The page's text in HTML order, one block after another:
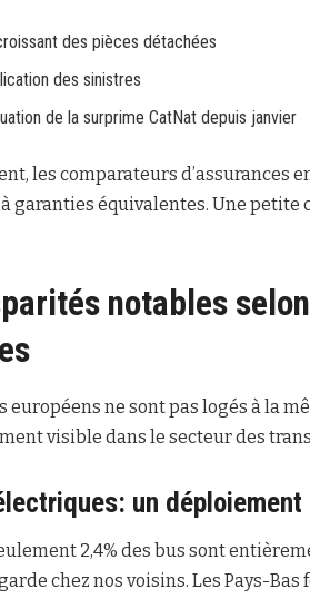
des pièces détachées
des sinistres
de la surprime CatNat depuis janvier
les comparateurs d’assurances
garanties équivalentes. Une
notables
européens ne sont pas logés à la
visible dans le secteur des
un
2,4% des bus sont
chez nos voisins. Les Pays-